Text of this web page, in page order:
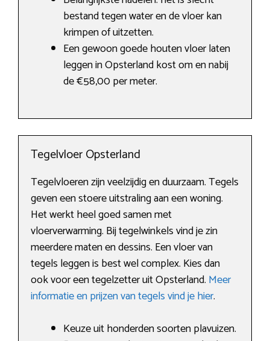
bestand tegen water en de vloer kan
krimpen of uitzetten.
Een gewoon goede houten vloer laten
leggen in Opsterland kost om en nabij
de €58,00 per meter.
Tegelvloer Opsterland
Tegelvloeren zijn veelzijdig en duurzaam. Tegels
geven een stoere uitstraling aan een woning.
Het werkt heel goed samen met
vloerverwarming. Bij tegelwinkels vind je zin
meerdere maten en dessins. Een vloer van
tegels leggen is best wel complex. Kies dan
ook voor een tegelzetter uit Opsterland. Meer
informatie en prijzen van tegels vind je hier.
Keuze uit honderden soorten plavuizen.